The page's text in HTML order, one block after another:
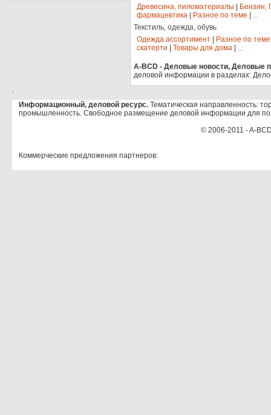
Древесина, пиломатериалы
Бензин,
фармацевтика
Разное по теме
...
Текстиль, одежда, обувь
Одежда ассортимент
Разное по теме
скатерти
Товары для дома ...
A-BCD - Деловые новости, Деловые
деловой информации в разделах:
.
Информационный, деловой ресурс. Тематическая направленность:
промышленность. Свободное размещение деловой информации для
© 2006-2011 - A-
Коммерческие предложения партнеров: